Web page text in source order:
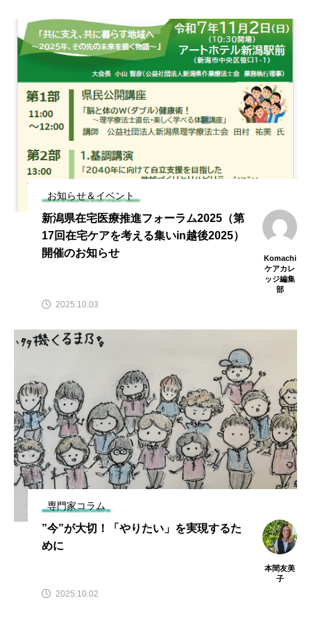
お知らせ＆イベント
新潟県在宅医療推進フォーラム2025（第
17回在宅ケアを考える集いin越後2025）
開催のお知らせ
Komachi
ケアカレ
ッジ編集
部
2025.10.03
専門家コラム
”今”が大切！「やりたい」を実現するた
めに
本間友美
子
2025.10.02